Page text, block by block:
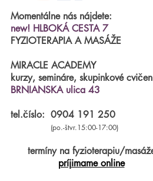
Momentálne nás nájdete:
new! HLBOKÁ CESTA 7
FYZIOTERAPIA A MASÁŽE
MIRACLE ACADEMY
kurzy, semináre, skupinkové
BRNIANSKA ulica 43
tel.číslo: 0904 191 250
(po.-štvr.15:00-17:00)
termíny na fyzioterapiu/
príjimame online